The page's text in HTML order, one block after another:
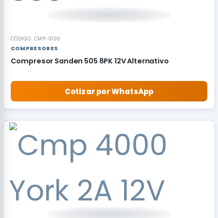
CÓDIGO: CMP-0100
COMPRESORES
Compresor Sanden 505 8PK 12V Alternativo
Cotizar por WhatsApp